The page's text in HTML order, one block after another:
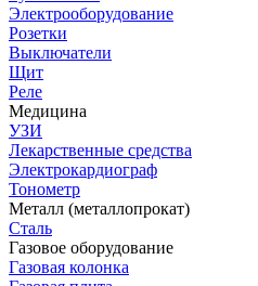
Электрооборудование
Розетки
Выключатели
Щит
Реле
Медицина
УЗИ
Лекарственные средства
Электрокардиограф
Тонометр
Металл (металлопрокат)
Сталь
Газовое оборудование
Газовая колонка